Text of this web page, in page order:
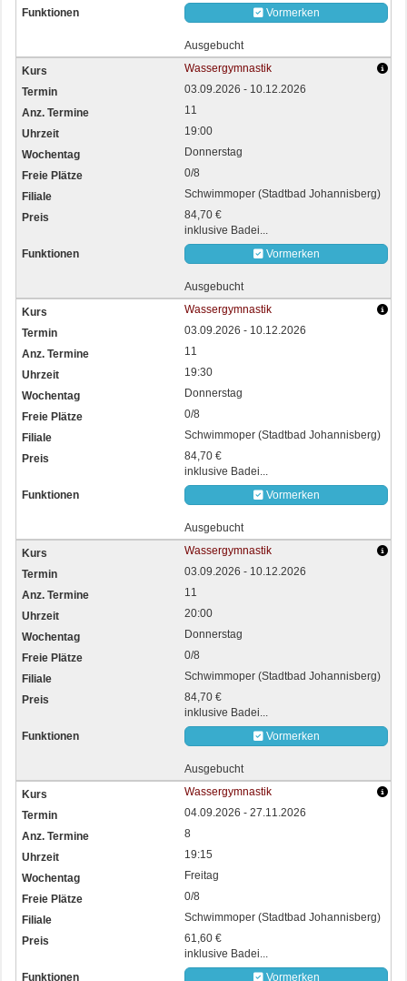
Vormerken
Ausgebucht
Wassergymnastik
03.09.2026 - 10.12.2026
11
19:00
Donnerstag
0/8
Schwimmoper (Stadtbad Johannisberg)
84,70 €
inklusive Badei...
Vormerken
Ausgebucht
Wassergymnastik
03.09.2026 - 10.12.2026
11
19:30
Donnerstag
0/8
Schwimmoper (Stadtbad Johannisberg)
84,70 €
inklusive Badei...
Vormerken
Ausgebucht
Wassergymnastik
03.09.2026 - 10.12.2026
11
20:00
Donnerstag
0/8
Schwimmoper (Stadtbad Johannisberg)
84,70 €
inklusive Badei...
Vormerken
Ausgebucht
Wassergymnastik
04.09.2026 - 27.11.2026
8
19:15
Freitag
0/8
Schwimmoper (Stadtbad Johannisberg)
61,60 €
inklusive Badei...
Vormerken